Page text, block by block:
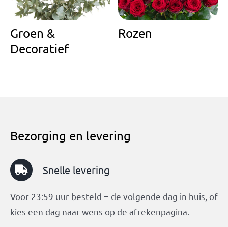
Groen &
Decoratief
Rozen
Bezorging en levering
Snelle levering
Voor 23:59 uur besteld = de volgende dag in huis, of
kies een dag naar wens op de afrekenpagina.